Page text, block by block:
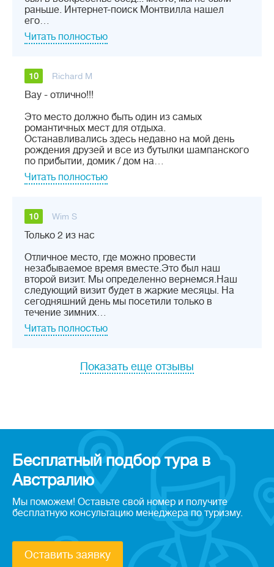
раньше. Интернет-поиск Монтвилла нашел
его…
Читать полностью
10 Richard M
Вау - отлично!!!
Это место должно быть один из самых
романтичных мест для отдыха.
Останавливались здесь недавно на мой день
рождения друзей и все из бутылки шампанского
по прибытии, домик / дом на…
Читать полностью
10 Wim S
Только 2 из нас
Отличное место, где можно провести
незабываемое время вместе.Это был наш
второй визит. Мы определенно вернемся.Наш
следующий визит будет в жаркие месяцы. На
сегодняшний день мы посетили только в
течение зимних…
Читать полностью
Показать еще отзывы
Бесплатный подбор тура в
Австралию
Мы поможем! Оставьте свой номер и получите
бесплатную консультацию менеджера по туризму.
Оставить заявку